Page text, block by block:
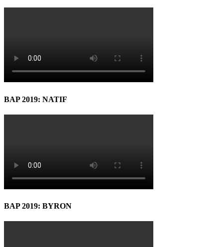
BAP 2019: NATIF
BAP 2019: BYRON